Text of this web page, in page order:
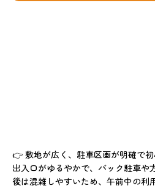
👉 敷地が広く、駐車区画が明確で初
出入口がゆるやかで、バック駐車や
後は混雑しやすいため、午前中の利